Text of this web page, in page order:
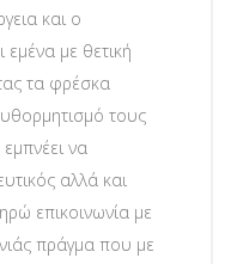
και ο
εμένα με θετική
τα φρέσκα
τους
να
αλλά και
επικοινωνία με
πράγμα που με